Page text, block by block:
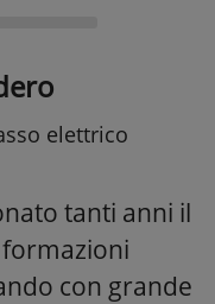
elettrico
tanti anni il
con grande